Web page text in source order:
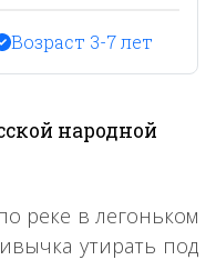
Возраст 3-7 лет
народной
реке в легоньком
утирать под